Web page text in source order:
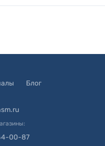
Блог
00-87